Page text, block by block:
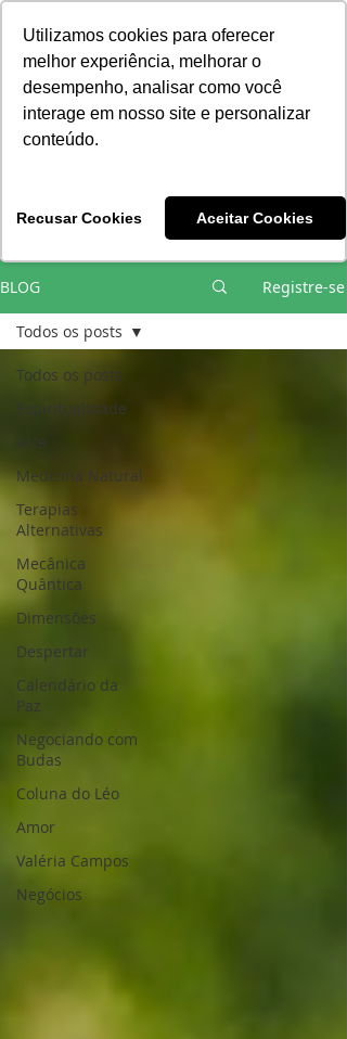
Utilizamos cookies para oferecer
melhor experiência, melhorar o
desempenho, analisar como você
interage em nosso site e personalizar
conteúdo.
Recusar Cookies Aceitar Cookies
Vivências e Cursos Iniciáticos
BLOG Registre-se
Todos os posts
Espiritualidade
Arte
Medicina Natural
Terapias
Alternativas
Mecânica
Quântica
Dimensões
Despertar
Calendário da
Paz
Negociando com
Budas
Coluna do Léo
Amor
Valéria Campos
Negócios
Todos os posts